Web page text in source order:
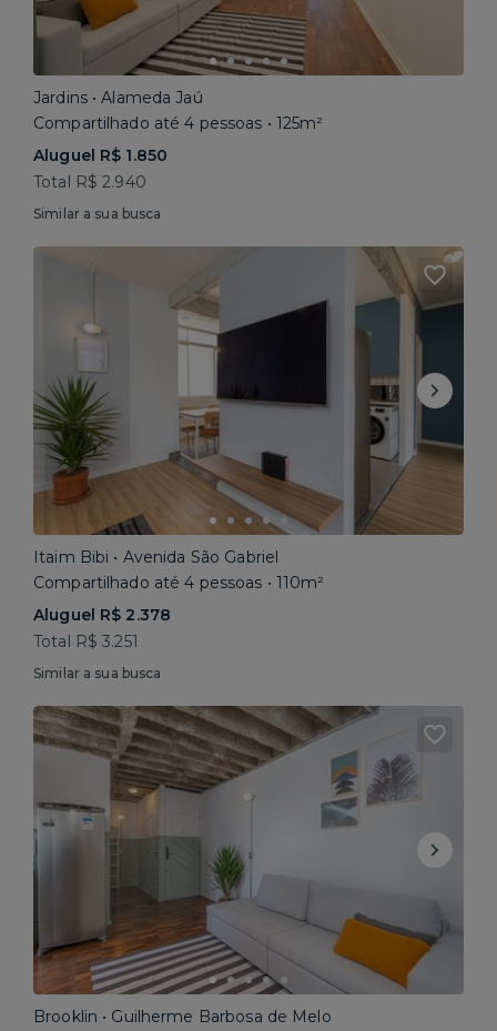
Jardins • Alameda Jaú
Compartilhado até 4 pessoas • 125m²
Aluguel R$ 1.850
Total R$ 2.940
Similar a sua busca
Itaim Bibi • Avenida São Gabriel
Compartilhado até 4 pessoas • 110m²
Aluguel R$ 2.378
Total R$ 3.251
Similar a sua busca
Brooklin • Guilherme Barbosa de Melo